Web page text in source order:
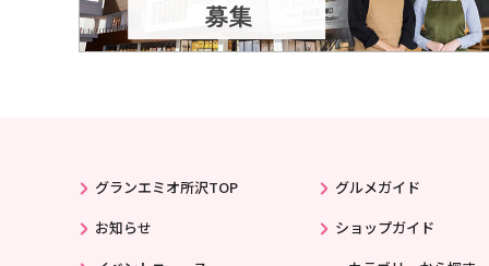
グランエミオ所沢TOP
お知らせ
グルメガイド
ショップガイド